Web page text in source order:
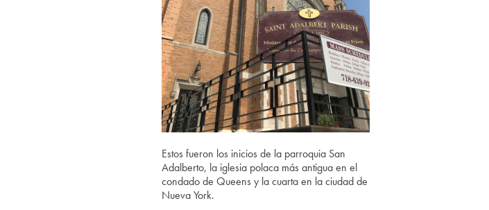
Estos fueron los inicios de la parroquia San
Adalberto, la iglesia polaca más antigua en el
condado de Queens y la cuarta en la ciudad de
Nueva York.